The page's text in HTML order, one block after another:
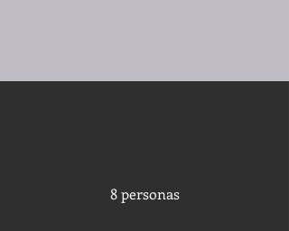
8 personas